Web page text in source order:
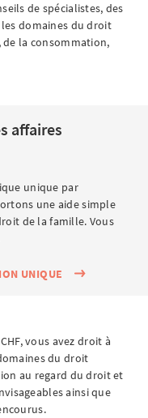
de spécialistes, des
domaines du droit
la consommation,
affaires
unique par
une aide simple
de la famille. Vous
UNIQUE
vous avez droit à
du droit
au regard du droit et
ainsi que